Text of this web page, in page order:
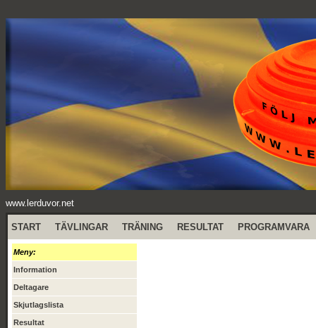
www.lerduvor.net
START TÄVLINGAR TRÄNING RESULTAT PROGRAMVARA
Meny:
Information
Deltagare
Skjutlagslista
Resultat